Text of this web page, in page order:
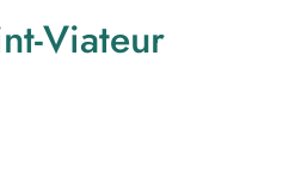
Viateur